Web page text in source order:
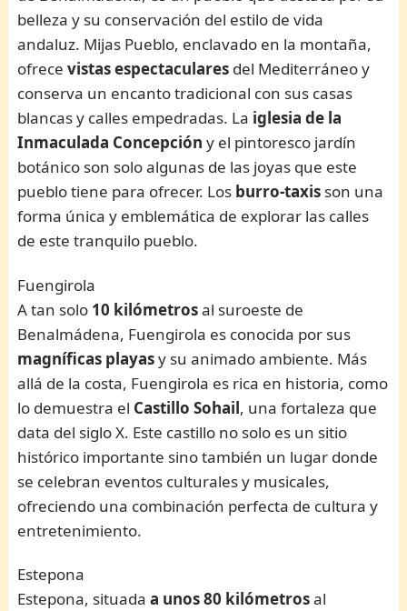
belleza y su conservación del estilo de vida
andaluz. Mijas Pueblo, enclavado en la montaña,
ofrecevistas espectaculares del Mediterráneo y
conserva un encanto tradicional con sus casas
blancas y calles empedradas. La iglesia de la
Inmaculada Concepción y el pintoresco jardín
botánico son solo algunas de las joyas que este
pueblo tiene para ofrecer. Los burro-taxis son una
forma única y emblemática de explorar las calles
de este tranquilo pueblo.
Fuengirola
A tan solo 10 kilómetrosal suroeste de
Benalmádena, Fuengirola es conocida por sus
magníficas playasy su animado ambiente. Más
allá de la costa, Fuengirola es rica en historia, como
lo demuestra el Castillo Sohail, una fortaleza que
data del siglo X. Este castillo no solo es un sitio
histórico importante sino también un lugar donde
se celebran eventos culturales y musicales,
ofreciendo una combinación perfecta de cultura y
entretenimiento.
Estepona
Estepona, situadaa unos 80 kilómetrosal